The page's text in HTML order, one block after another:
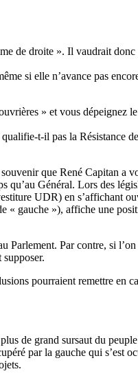
de droite ». Il vaudrait
si elle n’avance pas
» et vous dépeignez
t-il pas la Résistance
que René Capitan a
Général. Lors des
UDR) en s’affichant
« gauche »), affiche une
Parlement. Par contre, si
pourraient remettre en
de grand sursaut du
par la gauche qui s’est